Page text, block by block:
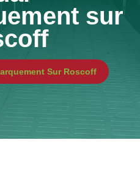
sur
Sur Roscoff